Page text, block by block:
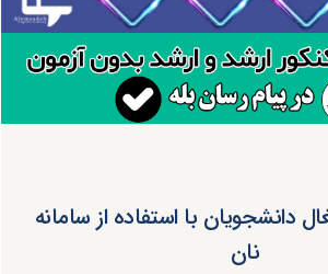
دانشجویان با استفاده از سامانه
نان